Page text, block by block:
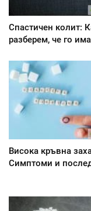
Спастичен колит:
разберем, че го
Висока кръвна
Симптоми и